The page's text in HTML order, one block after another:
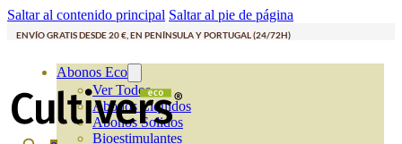
Saltar al contenido principal Saltar al pie de página
ENVÍO GRATIS DESDE 20 €, EN PENÍNSULA Y PORTUGAL (24/72H)
Abonos Eco
Ver Todos
Abonos Líquidos
Abonos Solidos
Bioestimulantes